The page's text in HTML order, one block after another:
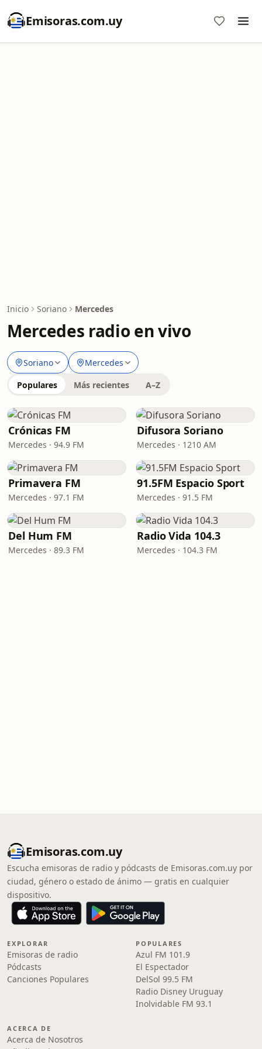
Emisoras.com.uy
Inicio Soriano Mercedes
Mercedes radio en vivo
Soriano Mercedes
Populares Más recientes A–Z
Crónicas FM
Mercedes · 94.9 FM
Difusora Soriano
Mercedes · 1210 AM
Primavera FM
Mercedes · 97.1 FM
91.5FM Espacio Sport
Mercedes · 91.5 FM
Del Hum FM
Mercedes · 89.3 FM
Radio Vida 104.3
Mercedes · 104.3 FM
Emisoras.com.uy
Escucha emisoras de radio y pódcasts de Emisoras.com.uy por
ciudad, género o estado de ánimo — gratis en cualquier
dispositivo.
EXPLORAR
Emisoras de radio
Pódcasts
Canciones Populares
POPULARES
Azul FM 101.9
El Espectador
DelSol 99.5 FM
Radio Disney Uruguay
Inolvidable FM 93.1
ACERCA DE
Acerca de Nosotros